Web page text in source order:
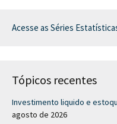
Acesse as Séries
Tópicos recentes
Investimento liquido e
agosto de 2026